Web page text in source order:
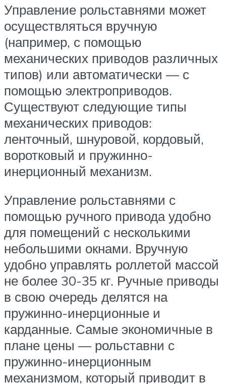
Управление рольставнями может
осуществляться вручную
(например, с помощью
механических приводов различных
типов) или автоматически — с
помощью электроприводов.
Существуют следующие типы
механических приводов:
ленточный, шнуровой, кордовый,
воротковый и пружинно-
инерционный механизм.
Управление рольставнями с
помощью ручного привода удобно
для помещений с несколькими
небольшими окнами. Вручную
удобно управлять роллетой массой
не более 30-35 кг. Ручные приводы
в свою очередь делятся на
пружинно-инерционные и
карданные. Самые экономичные в
плане цены — рольставни с
пружинно-инерционным
механизмом, который приводит в